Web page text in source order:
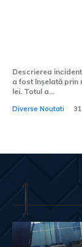
Descrierea
a fost înșelată prin
lei. Totul a...
Diverse Noutati